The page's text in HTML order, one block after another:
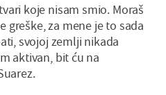
koje nisam smio. Moraš
greške, za mene je to sada
svojoj zemlji nikada
aktivan, bit ću na